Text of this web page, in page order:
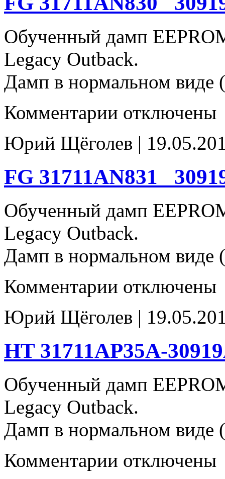
Обученный дамп
Legacy Outback.
Дамп в нормальном виде
Комментарии записи
30919AB791
93c66
отключены
Юрий Щёголев |
FG 31711AN831_
Обученный дамп
Legacy Outback.
Дамп в нормальном виде
Комментарии записи
30919AB791
93c66
отключены
Юрий Щёголев |
HT 31711AP35A-
Обученный дамп
Legacy Outback.
Дамп в нормальном виде
Комментарии записи
отключены